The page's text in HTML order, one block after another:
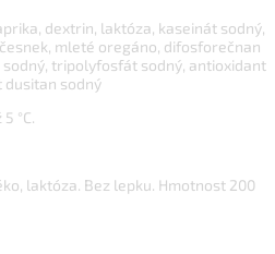
dextrin, laktóza, kaseinát sodný,
mleté oregáno, difosforečnan
tripolyfosfát sodný, antioxidant
dusitan sodný
°C.
laktóza. Bez lepku. Hmotnost 200